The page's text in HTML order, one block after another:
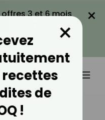
offres 3 et 6 mois
×
Pas Grossir
recettes
de
!
×